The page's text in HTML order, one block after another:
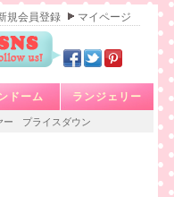
規会員登録 マイページ
ドーム ランジェリー
ー プライスダウン